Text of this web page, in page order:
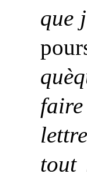
que
tout